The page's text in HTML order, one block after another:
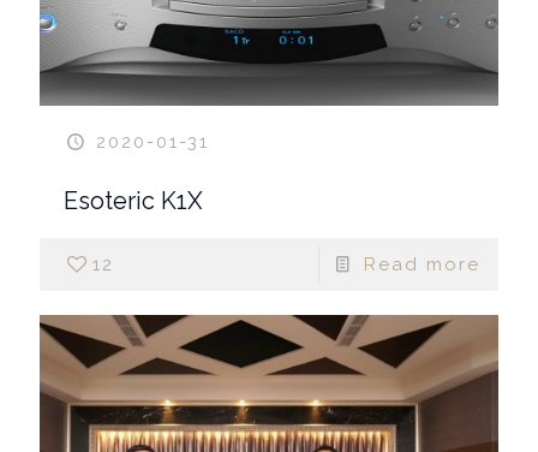
2020-01-31
Esoteric K1X
12 Read more